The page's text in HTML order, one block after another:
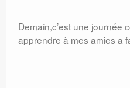
Demain,c’est une journée
apprendre à mes amies a